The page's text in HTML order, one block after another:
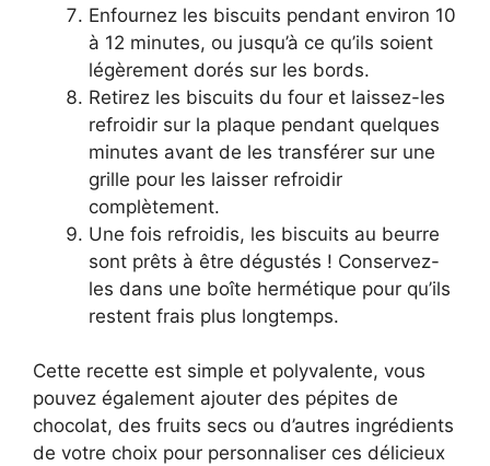
Enfournez les biscuits pendant environ 10
à 12 minutes, ou jusqu’à ce qu’ils soient
légèrement dorés sur les bords.
Retirez les biscuits du four et laissez-les
refroidir sur la plaque pendant quelques
minutes avant de les transférer sur une
grille pour les laisser refroidir
complètement.
Une fois refroidis, les biscuits au beurre
sont prêts à être dégustés ! Conservez-
les dans une boîte hermétique pour qu’ils
restent frais plus longtemps.
Cette recette est simple et polyvalente, vous
pouvez également ajouter des pépites de
chocolat, des fruits secs ou d’autres ingrédients
de votre choix pour personnaliser ces délicieux